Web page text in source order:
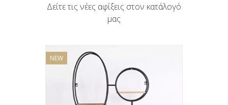
Δείτε τις νέες αφίξεις στον κατάλογό
μας
NEW